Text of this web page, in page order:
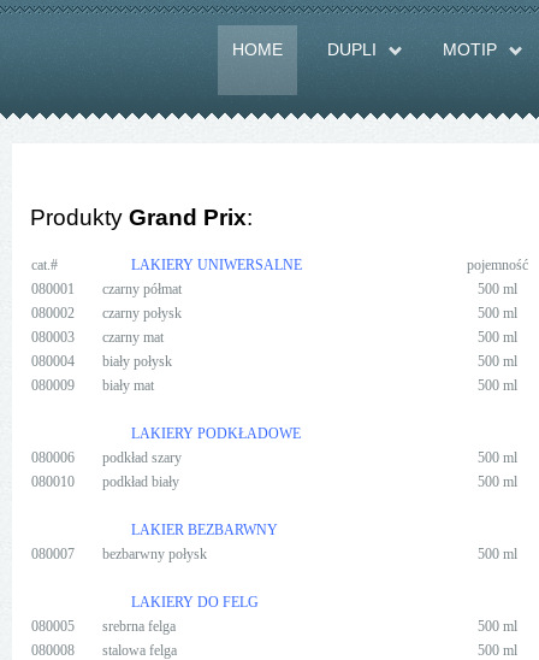
HOME DUPLI MOTIP
Produkty Grand Prix:
cat.# LAKIERY UNIWERSALNE
pojemność
080001
czarny półmat
500 ml
080002
czarny połysk
500 ml
080003
czarny mat
500 ml
080004
biały połysk
500 ml
080009
biały mat 500 ml
LAKIERY PODKŁADOWE
080006
podkład szary
500 ml
080010
podkład biały 500 ml
LAKIER BEZBARWNY
080007
bezbarwny połysk 500 ml
LAKIERY DO FELG
080005
srebrna felga
500 ml
080008
stalowa felga 500 ml